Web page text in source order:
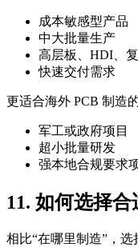
成本敏感型产品
中大批量生产
高层板、HDI、
快速交付需求
更适合海外 PCB 制造
军工或政府项目
超小批量研发
强本地合规要求
11. 如何选择
相比“在哪里制造”，选